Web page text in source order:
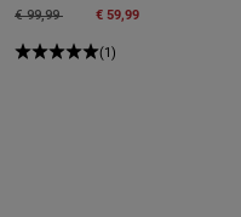
Price reduced from
€ 99,99to € 59,99
(1)